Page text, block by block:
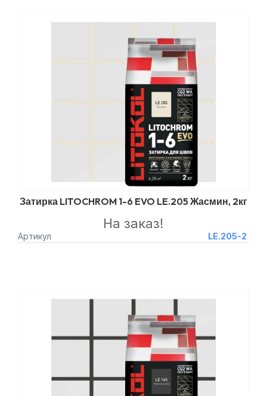
Затирка LITOCHROM 1-6 EVO LE.205 Жасмин, 2кг
Артикул LE.205-2
На заказ!